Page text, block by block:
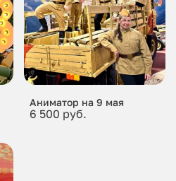
Аниматор на 9 мая
6 500 руб.